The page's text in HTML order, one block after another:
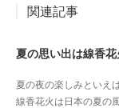
関連記事
夏の思い出は線香花
夏の夜の楽しみといえ
線香花火は日本の夏の